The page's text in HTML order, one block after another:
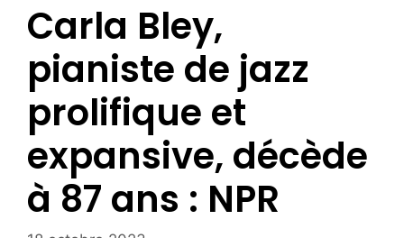
Carla Bley,
pianiste de jazz
prolifique et
expansive, décède
à 87 ans : NPR